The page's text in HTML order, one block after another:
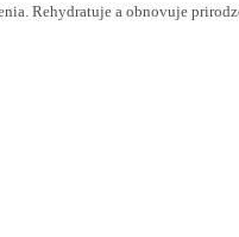
Rehydratuje a obnovuje